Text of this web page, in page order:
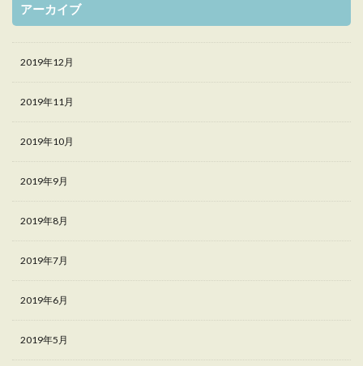
アーカイブ
2019年12月
2019年11月
2019年10月
2019年9月
2019年8月
2019年7月
2019年6月
2019年5月